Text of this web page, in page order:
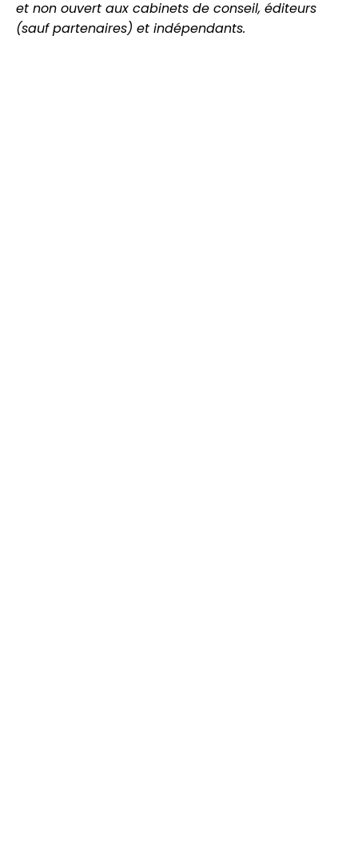
et non ouvert aux cabinets de conseil, éditeurs
(sauf partenaires) et indépendants.